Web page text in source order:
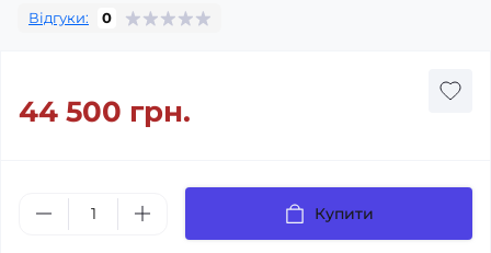
Відгуки: 0
44 500 грн.
Купити